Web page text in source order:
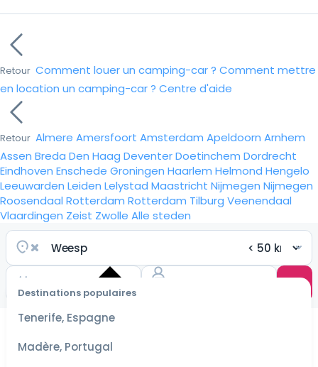
Retour Comment louer un camping-car ? Comment mettre
en location un camping-car ? Centre d'aide
Retour Almere Amersfoort Amsterdam Apeldoorn Arnhem
Assen Breda Den Haag DeventerDoetinchem Dordrecht
Eindhoven Enschede Groningen Haarlem Helmond Hengelo
Leeuwarden Leiden Lelystad Maastricht Nijmegen Nijmegen
Roosendaal Rotterdam Rotterdam Tilburg Veenendaal
Vlaardingen Zeist Zwolle Alle steden
Destinations populaires
Tenerife, Espagne
Madère, Portugal
Choisir
les
pour les